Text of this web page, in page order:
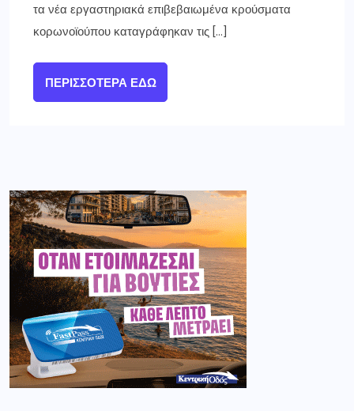
τα νέα εργαστηριακά επιβεβαιωμένα κρούσματα
κορωνοϊούπου καταγράφηκαν τις […]
ΠΕΡΙΣΣΌΤΕΡΑ ΕΔΏ